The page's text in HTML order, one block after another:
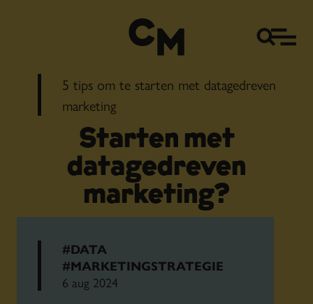
5 tips om te starten met datagedreven
marketing
Starten met
datagedreven
marketing?
#DATA
#MARKETINGSTRATEGIE
6 aug 2024